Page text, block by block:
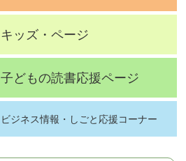
キッズ・ページ
子どもの読書応援ページ
ビジネス情報・しごと応援コーナー